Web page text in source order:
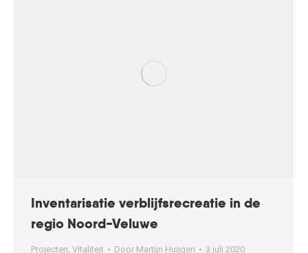
Inventarisatie verblijfsrecreatie in de
regio Noord-Veluwe
Projecten, Vitaliteit Door Martijn Huijgen 3 juli 2020